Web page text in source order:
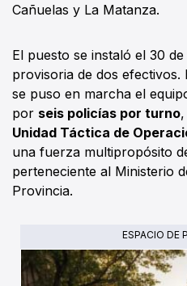
Cañuelas y La Matanza.
El puesto se instaló el 30
provisoria de dos efectivos.
se puso en marcha el
por seis policías por turno
Unidad Táctica de
una fuerza multipropósito
perteneciente al Ministerio
Provincia.
ESPACIO DE